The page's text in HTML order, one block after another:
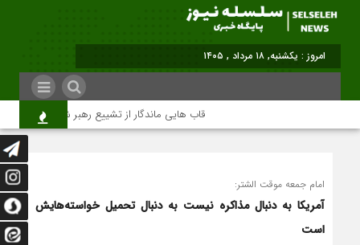
برابر با : Sunday - 9 August
قاب هایی ماندگار از تشییع رهبر شهید در تهران
امام جمعه موقت الشتر:
آمریکا به دنبال مذاکره نیست به دنبال تحمیل خواسته‌هایش
است